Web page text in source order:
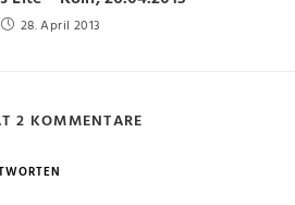
28. April 2013
2 KOMMENTARE